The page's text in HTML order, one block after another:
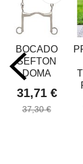
BOCADO
SEFTON
DOMA
31,71 €
37,30 €